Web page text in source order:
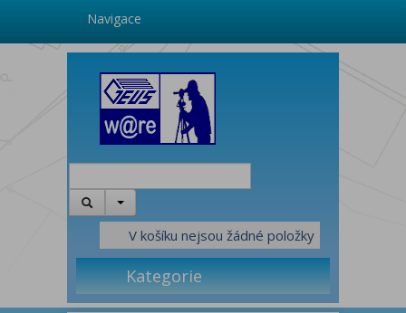
Navigace
V košíku nejsou žádné položky
Kategorie